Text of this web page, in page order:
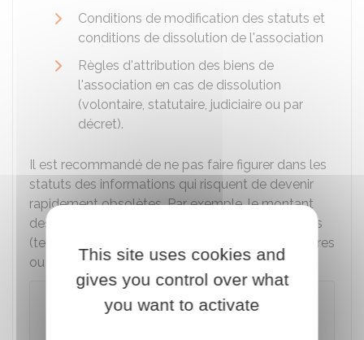
Conditions de modification des statuts et
conditions de dissolution de l'association
Règles d'attribution des biens de
l'association en cas de dissolution
(volontaire, statutaire, judiciaire ou par
décret).
Il est recommandé de ne pas faire figurer dans les
statuts des informations qui risquent de devenir
rapidement obsolètes. Par exemple, le montant
des cotisations ou des informations personnelles
(telles que les nom, prénom, adresse des membres
ou l'état civil des fondateurs).
Attention
This site uses cookies and
gives you control over what
you want to activate